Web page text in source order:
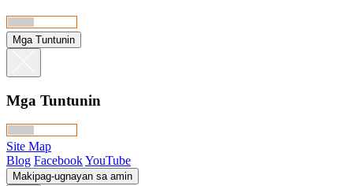
Mga Tuntunin
Mga Tuntunin
Site Map
Blog FacebookYouTube
Makipag-ugnayan sa amin